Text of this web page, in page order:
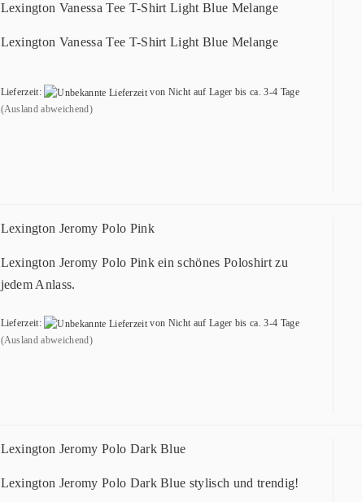
Lexington Vanessa Tee T-Shirt Light Blue Melange
Lexington Vanessa Tee T-Shirt Light Blue Melange
Lieferzeit:
von Nicht auf Lager bis ca. 3-4 Tage
(Ausland abweichend)
Lexington Jeromy Polo Pink
Lexington Jeromy Polo Pink ein schönes Poloshirt zu
jedem Anlass.
Lieferzeit:
von Nicht auf Lager bis ca. 3-4 Tage
(Ausland abweichend)
Lexington Jeromy Polo Dark Blue
Lexington Jeromy Polo Dark Blue stylisch und trendig!